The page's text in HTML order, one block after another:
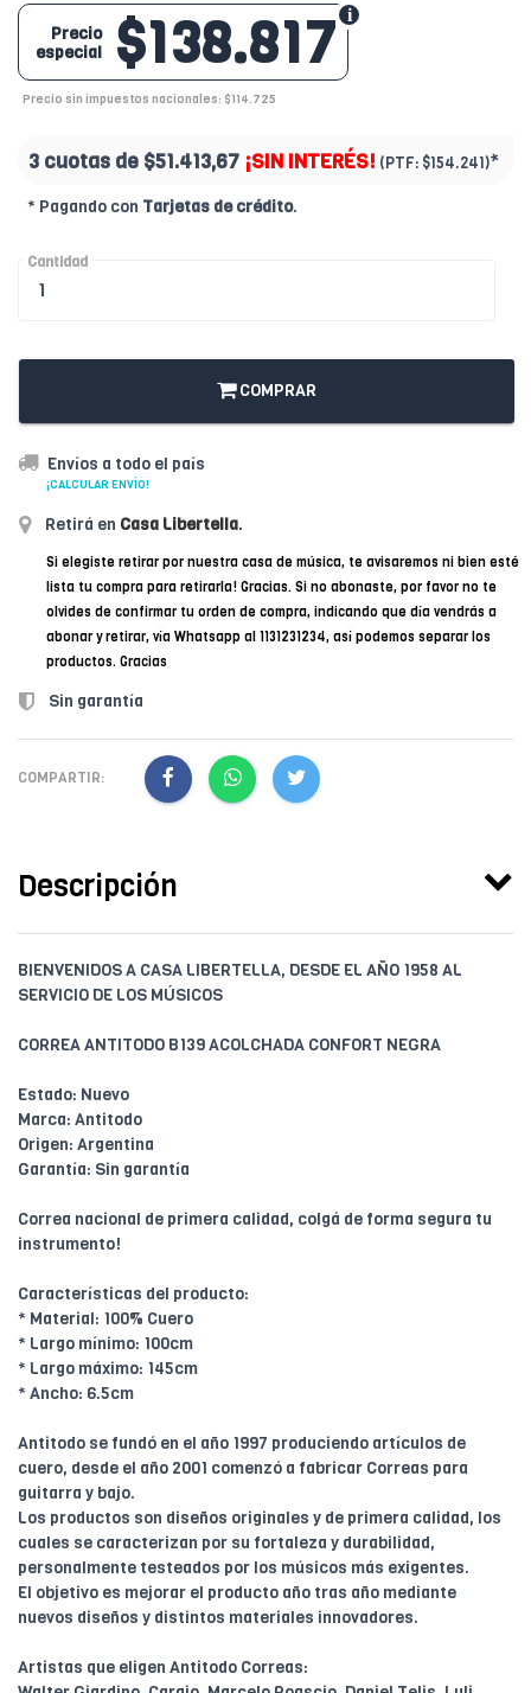
$138.817
Precio
especial
Precio sin impuestos nacionales: $114.725
3 cuotas de $51.413,67 ¡SIN INTERÉS! (PTF: $154.241)*
* Pagando con Tarjetas de crédito.
Cantidad
COMPRAR
Envíos a todo el país
¡CALCULAR ENVÍO!
Retirá en Casa Libertella.
Si elegiste retirar por nuestra casa de música, te avisaremos ni bien esté
lista tu compra para retirarla! Gracias. Si no abonaste, por favor no te
olvides de confirmar tu orden de compra, indicando que día vendrás a
abonar y retirar, vía Whatsapp al 1131231234, así podemos separar los
productos. Gracias
Sin garantía
COMPARTIR:
Descripción
BIENVENIDOS A CASA LIBERTELLA, DESDE EL AÑO 1958 AL
SERVICIO DE LOS MÚSICOS
CORREA ANTITODO B139 ACOLCHADA CONFORT NEGRA
Estado: Nuevo
Marca: Antitodo
Origen: Argentina
Garantía: Sin garantía
Correa nacional de primera calidad, colgá de forma segura tu
instrumento!
Características del producto:
* Material: 100% Cuero
* Largo mínimo: 100cm
* Largo máximo: 145cm
* Ancho: 6.5cm
Antitodo se fundó en el año 1997 produciendo artículos de
cuero, desde el año 2001 comenzó a fabricar Correas para
guitarra y bajo.
Los productos son diseños originales y de primera calidad, los
cuales se caracterizan por su fortaleza y durabilidad,
personalmente testeados por los músicos más exigentes.
El objetivo es mejorar el producto año tras año mediante
nuevos diseños y distintos materiales innovadores.
Artistas que eligen Antitodo Correas: